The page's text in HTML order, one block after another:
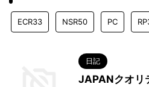
ECR33 NSR50 PC
日記
JAPANクオリ